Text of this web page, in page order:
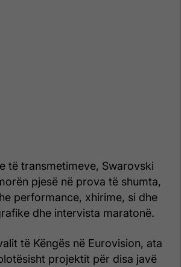
të transmetimeve, Swarovski
pjesë në prova të shumta,
performance, xhirime, si dhe
dhe intervista maratonë.
të Këngës në Eurovision, ata
projektit për disa javë